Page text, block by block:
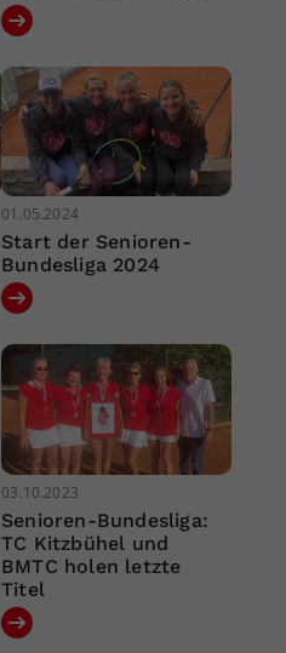
01.05.2024
Start der Senioren-
Bundesliga 2024
03.10.2023
Senioren-Bundesliga:
TC Kitzbühel und
BMTC holen letzte
Titel